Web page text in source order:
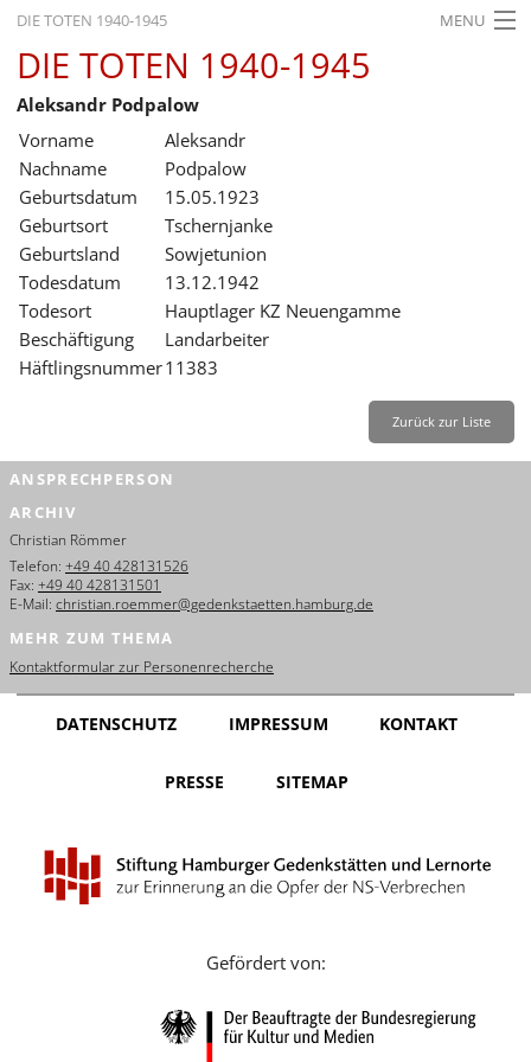
DIE TOTEN 1940-1945 MENU
STARTSEITE
AKTUELLES
AUSSTELLUNGEN
GESCHICHTE
BILDUNG
FORSCHUNG
SERVICE
Français
Dansk
Español
Nederlands
Português
Русский
Leichte Sprache
DIE TOTEN 1940-1945
Aleksandr Podpalow
Vorname
Aleksandr
Nachname
Podpalow
Geburtsdatum
15.05.1923
Geburtsort
Tschernjanke
Geburtsland
Sowjetunion
Todesdatum
13.12.1942
Todesort
Hauptlager KZ Neuengamme
Beschäftigung
Landarbeiter
Häftlingsnummer11383
Zurück zur Liste
ANSPRECHPERSON
ARCHIV
Christian Römmer
Telefon: +49 40 428131526
Fax: +49 40 428131501
E-Mail: christian.roemmer@gedenkstaetten.hamburg.de
MEHR ZUM THEMA
Kontaktformular zur Personenrecherche
DATENSCHUTZ IMPRESSUM KONTAKT
PRESSE SITEMAP
Gefördert von: